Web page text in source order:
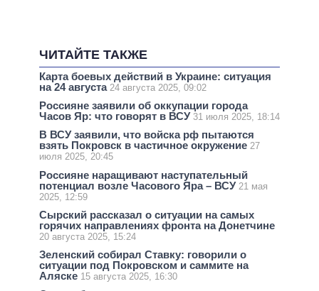
ЧИТАЙТЕ ТАКЖЕ
Карта боевых действий в Украине: ситуация
на 24 августа 24 августа 2025, 09:02
Россияне заявили об оккупации города
Часов Яр: что говорят в ВСУ 31 июля 2025, 18:14
В ВСУ заявили, что войска рф пытаются
взять Покровск в частичное окружение 27
июля 2025, 20:45
Россияне наращивают наступательный
потенциал возле Часового Яра – ВСУ 21 мая
2025, 12:59
Сырский рассказал о ситуации на самых
горячих направлениях фронта на Донетчине
20 августа 2025, 15:24
Зеленский собирал Ставку: говорили о
ситуации под Покровском и саммите на
Аляске 15 августа 2025, 16:30